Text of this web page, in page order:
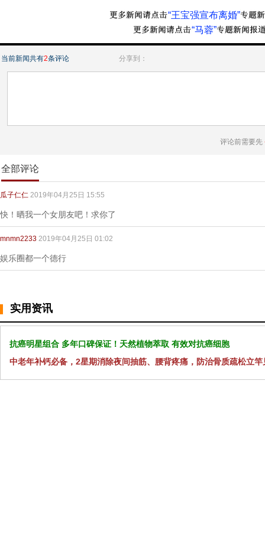
“王宝强宣布离婚”
“马蓉”
当前新闻共有2条评论 分享到：
评论前需要先
全部评论
瓜子仁仁 2019年04月25日 15:55
快！晒我一个女朋友吧！求你了
mnmn2233 2019年04月25日 01:02
娱乐圈都一个德行
实用资讯
抗癌明星组合 多年口碑保证！天然植物萃取 有效对抗癌细胞
中老年补钙必备，2星期消除夜间抽筋、腰背疼痛，防治骨质疏松立竿